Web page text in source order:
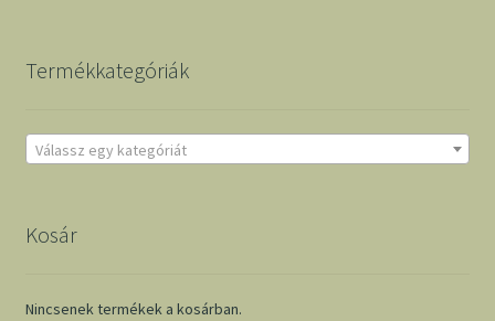
Termékkategóriák
Válassz egy kategóriát
Kosár
Nincsenek termékek a kosárban.